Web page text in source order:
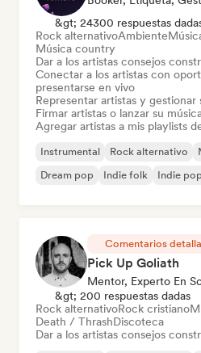
&gt; 24300 respuestas
Rock alternativoAmbiente
Música country
Dar a los artistas consejos
Conectar a los artistas con
presentarse en vivo
Representar artistas y gestionar
Firmar artistas o lanzar su
Agregar artistas a mis playlists
Instrumental Rock alternativo
Dream pop
Indie folk Indie pop
Comentarios
Pick Up Goliath
Mentor, Experto En
&gt; 200 respuestas dadas
Rock alternativoRock cristiano
Death / ThrashDiscoteca
Dar a los artistas consejos